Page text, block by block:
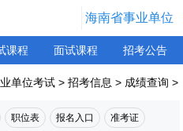
海南省事业单位
课程 面试课程 招考公告
单位考试 >招考信息 > 成绩查询 >
职位表 报名入口 准考证